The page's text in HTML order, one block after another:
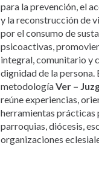
para la prevención, el
y la reconstrucción de
por el consumo de
psicoactivas,
integral, comunitario y
dignidad de la persona.
metodologíaVer –
reúne experiencias,
herramientas prácticas
parroquias, diócesis,
organizaciones